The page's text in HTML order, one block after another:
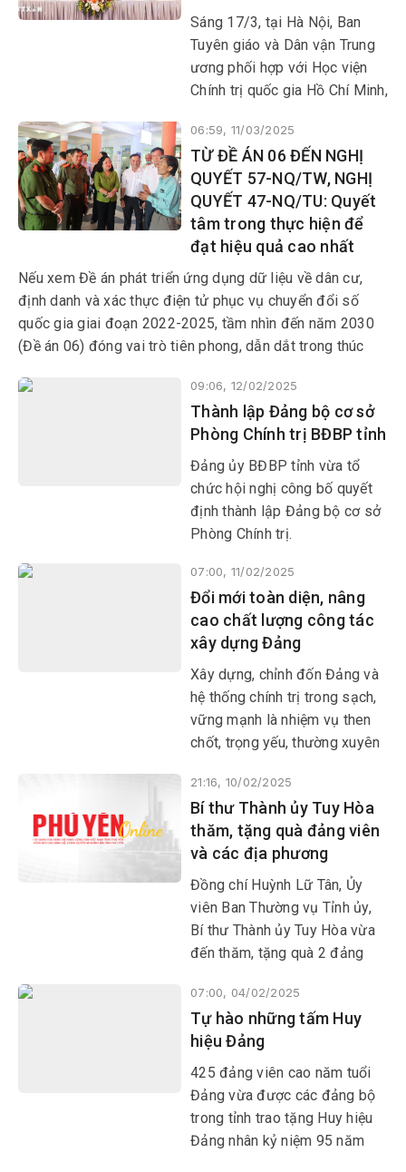
Sáng 17/3, tại Hà Nội, Ban
Tuyên giáo và Dân vận Trung
ương phối hợp với Học viện
Chính trị quốc gia Hồ Chí Minh,
Lý luận Trung ương tổ chức
Hội thảo quốc gia “Công tác lý
luận của Đảng và những định
hướng nghiên cứu quan trọng
đến năm 2030, tầm nhìn đến
năm 2045”.
06:59, 11/03/2025
TỪ ĐỀ ÁN 06 ĐẾN NGHỊ
QUYẾT 57-NQ/TW, NGHỊ
QUYẾT 47-NQ/TU: Quyết
tâm trong thực hiện để
đạt hiệu quả cao nhất
Nếu xem Đề án phát triển ứng dụng dữ liệu về dân cư,
định danh và xác thực điện tử phục vụ chuyển đổi số
quốc gia giai đoạn 2022-2025, tầm nhìn đến năm 2030
(Đề án 06) đóng vai trò tiên phong, dẫn dắt trong thúc
trị quốc gia
09:06, 12/02/2025
Thành lập Đảng bộ cơ sở
Phòng Chính trị BĐBP tỉnh
Đảng ủy BĐBP tỉnh vừa tổ
chức hội nghị công bố quyết
định thành lập Đảng bộ cơ sở
Phòng Chính trị.
07:00, 11/02/2025
Đổi mới toàn diện, nâng
cao chất lượng công tác
xây dựng Đảng
Xây dựng, chỉnh đốn Đảng và
hệ thống chính trị trong sạch,
vững mạnh là nhiệm vụ then
chốt, trọng yếu, thường xuyên
đạo, cầm quyền của Đảng,
tăng cường hiệu lực hiệu quả
hoạt động của hệ thống chính
trị, củng cố lòng tin của Nhân
dân đối với Đảng.
21:16, 10/02/2025
Bí thư Thành ủy Tuy Hòa
thăm, tặng quà đảng viên
và các địa phương
Đồng chí Huỳnh Lữ Tân, Ủy
viên Ban Thường vụ Tỉnh ủy,
Bí thư Thành ủy Tuy Hòa vừa
đến thăm, tặng quà 2 đảng
cụ Lưu Bình, 75 năm tuổi
Đảng ở phường 9 và cụ Tạ Thị
Xuân Mai, 76 năm tuổi Đảng
phường 5.
07:00, 04/02/2025
Tự hào những tấm Huy
hiệu Đảng
425 đảng viên cao năm tuổi
Đảng vừa được các đảng bộ
trong tỉnh trao tặng Huy hiệu
Đảng nhân kỷ niệm 95 năm